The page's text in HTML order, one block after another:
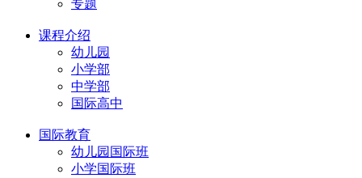
专题
课程介绍
幼儿园
小学部
中学部
国际高中
国际教育
幼儿园国际班
小学国际班